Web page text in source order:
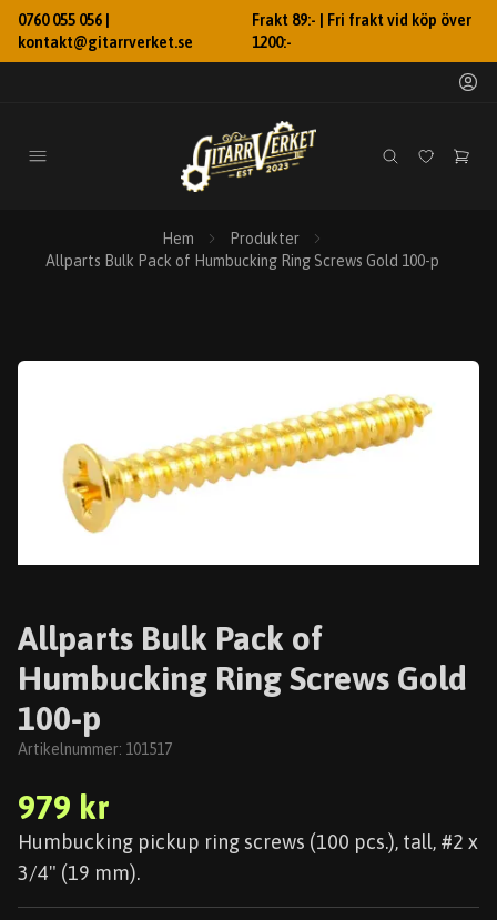
0760 055 056 |
kontakt@gitarrverket.se
Frakt 89:- | Fri frakt vid köp över
1200:-
Hem
Produkter
Allparts Bulk Pack of Humbucking Ring Screws Gold 100-p
Allparts Bulk Pack of
Humbucking Ring Screws Gold
100-p
Artikelnummer: 101517
979 kr
Humbucking pickup ring screws (100 pcs.), tall, #2 x
3/4" (19 mm).